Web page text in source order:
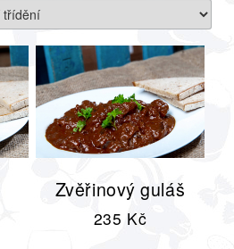
Zvěřinový guláš
235 Kč